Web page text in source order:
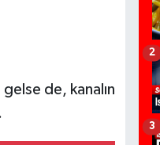
de, kanalın
2
3